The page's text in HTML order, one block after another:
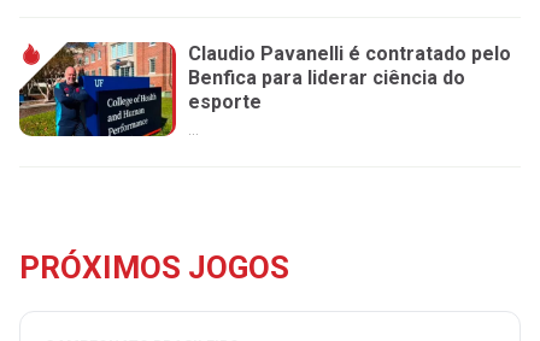
Claudio Pavanelli é contratado pelo
Benfica para liderar ciência do
esporte
...
PRÓXIMOS JOGOS